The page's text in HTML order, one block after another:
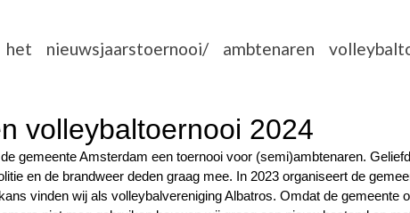
nieuwsjaarstoernooi/ ambtenaren